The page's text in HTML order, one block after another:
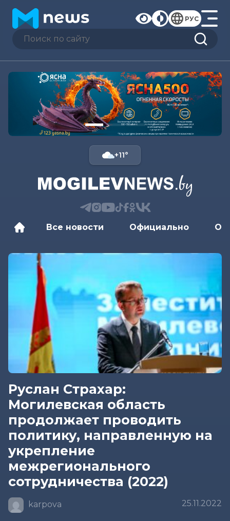
РУС
+11°
Все новости Официально
Руслан Страхар:
Могилевская область
продолжает проводить
политику, направленную на
укрепление
межрегионального
сотрудничества (2022)
karpova 25.11.2022